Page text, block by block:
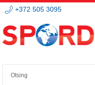
+372 505 3095